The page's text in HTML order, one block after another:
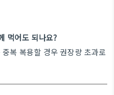
먹어도 되나요?
복 복용할 경우 권장량 초과로